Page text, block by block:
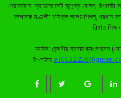
বাবার মত
ব্রহ্মপুত্র
সাইফুলের
ব্রহ্মপুত্র
মেলেনি, দুই
চেয়ারম্যান: অ্যাডভোকেট ভূপেন্দ্র দোলন,
সম্পাদক মণ্ডলী: শফিকুল আলম শিপলু, প্রধান
রিফাত
অফিস: কেন্দ্রীয় সমবায় ব্যাংক ভবন
ই-মেইল: